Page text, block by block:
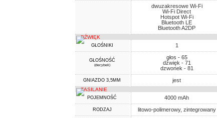
dwuzakresowe Wi-Fi
Wi-Fi Direct
Hotspot Wi-Fi
Bluetooth LE
Bluetooth A2DP
DŹWIĘK
GŁOŚNIKI 1
GŁOŚNOŚĆ
(decybeli)
głos - 65
dźwięk - 71
dzwonek - 81
GNIAZDO 3,5MM jest
ZASILANIE
POJEMNOŚĆ 4000 mAh
RODZAJ litowo-polimerowy, zintegrowany